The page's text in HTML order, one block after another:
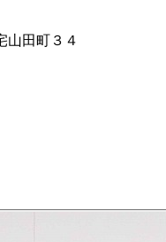
山田町３４